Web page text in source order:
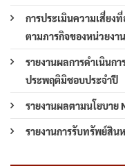
การประเมินความเสี่ยง
ตามภารกิจของหน่วยงา
รายงานผลการดำเนินก
ประพฤติมิชอบประจำปี
รายงานผลตามนโยบาย
รายงานการรับทรัพย์สิน